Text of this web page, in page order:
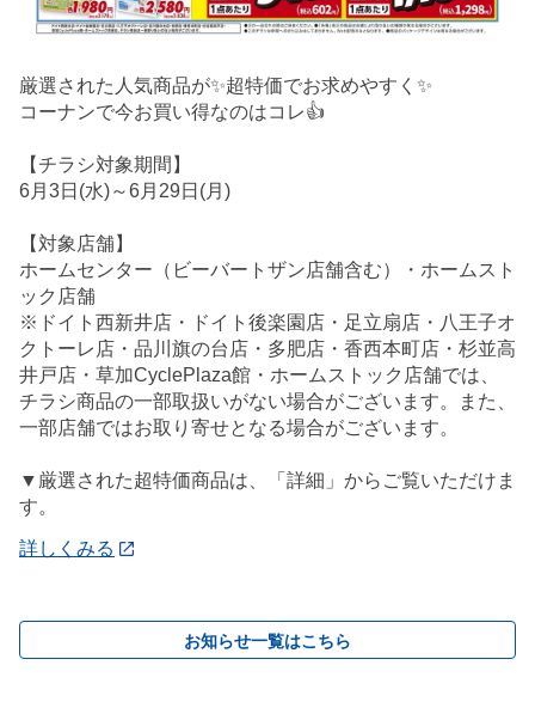
厳選された人気商品が✨超特価でお求めやすく✨
コーナンで今お買い得なのはコレ👍
【チラシ対象期間】
6月3日(水)～6月29日(月)
【対象店舗】
ホームセンター（ビーバートザン店舗含む）・ホームスト
ック店舗
※ドイト西新井店・ドイト後楽園店・足立扇店・八王子オ
クトーレ店・品川旗の台店・多肥店・香西本町店・杉並高
井戸店・草加CyclePlaza館・ホームストック店舗では、
チラシ商品の一部取扱いがない場合がございます。また、
一部店舗ではお取り寄せとなる場合がございます。
▼厳選された超特価商品は、「詳細」からご覧いただけま
す。
詳しくみる
お知らせ一覧はこちら